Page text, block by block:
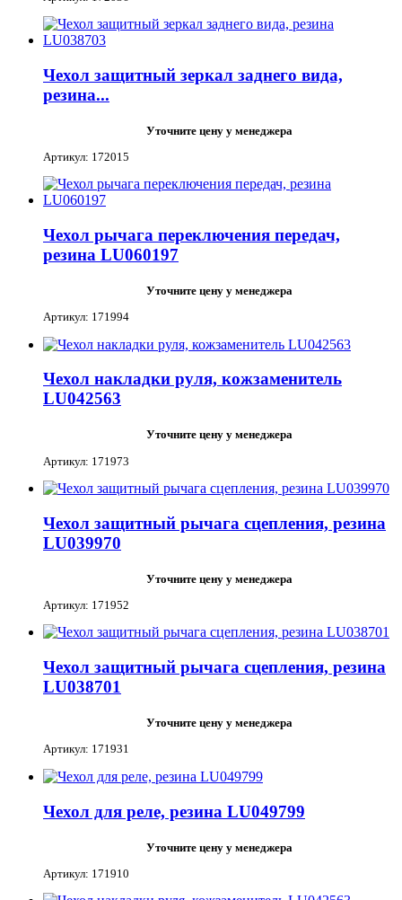
Чехол защитный зеркал заднего вида,
резина...
Уточните цену у менеджера
Артикул: 172015
Чехол рычага переключения передач,
резина LU060197
Уточните цену у менеджера
Артикул: 171994
Чехол накладки руля, кожзаменитель
LU042563
Уточните цену у менеджера
Артикул: 171973
Чехол защитный рычага сцепления, резина
LU039970
Уточните цену у менеджера
Артикул: 171952
Чехол защитный рычага сцепления, резина
LU038701
Уточните цену у менеджера
Артикул: 171931
Чехол для реле, резина LU049799
Уточните цену у менеджера
Артикул: 171910